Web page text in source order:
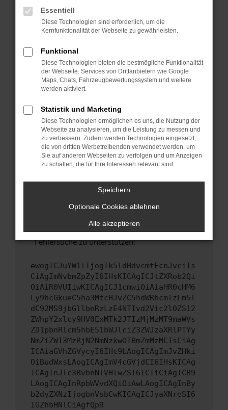
Manche Erweiterungen, wie Werbeblocker,
können das Laden bestimmter Seiten
verhindern. Funktioniert die Seite in einem
Fenster?
Starte dein Gerät neu.
Das kann manchmal helfen, vorübergehende
Probleme zu beheben.
Betriebssystem auf dem neuesten Stand
sind.
Veraltete Software birgt nicht nur ein
Sicherheitsrisiko, sondern kann auch dazu
führen, dass bestimmte Funktionen nicht mehr
unterstützt werden.
Wende dich an den Webseitenbetreiber.
Wenn du alle oben genannten Schritte versucht
hast, kontaktiere uns bitte. Wir werden
versuchen, das Problem zu beheben. Du kannst
uns diesen Text schicken, um uns bei der
Fehlersuche zu unterstützen:
ewogICJuYW1lIjogIk5ldHdvcmtFcnJvciIs
CiAgImNvbmZpZyI6IHsKICAgICJtZXRob2Qi
OiAiR0VUIiwKICAgICJ1cmwiOiAiaHR0cHM6
Ly9hcGkueC5ha3MtcHJvZC5hdWRhcmlzLm5l
dC92MS9jbGllbnRzLzE4NTIvd2Vic2l0ZS12
ZWhpY2xlcy9HV0ExMTk2JTIzMjMzMT9maWVs
ZD1pbnRlcm5hbE51bWJlciZ3ZWJzaXRlPTYy
NmZiZWI3MzRjN2NmNzkwOTBmZmMzMCIsCiAg
ICAiaGVhZGVycyI6IHt9LAogICAgImJvZHki
OiBudWxsLAogICAgImV4cGVjdCI6IHsKICAg
ICAgInJlc3BvbnNlVHlwZSI6ICIiCiAgICB9
LAogICAgInRpbWVvdXQiOiAwLAogICAgInBy
b2dyZXNzIjogbnVsbCwKICAgICJyaXNreSI6
IGZhbHNlCiAgfQp9
Essentiell
Diese Technologien sind erforderlich, um die
Kernfunktionalität der Webseite zu gewährleisten.
Funktional
Diese Technologien bieten die bestmögliche Funktionalität
der Webseite. Services von Drittanbietern wie Google
Maps, Chats, Fahrzeugbewertungssystem und weitere
werden aktiviert.
Statistik und Marketing
Diese Technologien ermöglichen es uns, die Nutzung der
Webseite zu analysieren, um die Leistung zu messen und
zu verbessern. Zudem werden Technologien eingesetzt,
die von dritten Werbetreibenden verwendet werden, um
Sie auf anderen Webseiten zu verfolgen und um Anzeigen
zu schalten, die für Ihre Interessen relevant sind.
Speichern
Optionale Cookies ablehnen
Alle akzeptieren